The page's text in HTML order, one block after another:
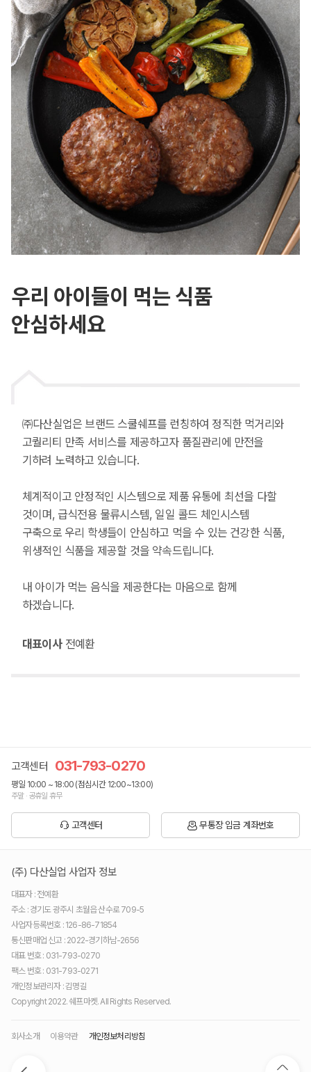
우리 아이들이 먹는 식품
안심하세요
㈜다산실업은 브랜드 스쿨쉐프를 런칭하여 정직한 먹거리와
고퀄리티 만족 서비스를 제공하고자 품질관리에 만전을
기하려 노력하고 있습니다.
체계적이고 안정적인 시스템으로 제품 유통에 최선을 다할
것이며, 급식전용 물류시스템, 일일 콜드 체인시스템
구축으로 우리 학생들이 안심하고 먹을 수 있는 건강한 식품,
위생적인 식품을 제공할 것을 약속드립니다.
내 아이가 먹는 음식을 제공한다는 마음으로 함께
하겠습니다.
대표이사 전예환
고객센터 031-793-0270
평일 10:00 ~ 18:00 (점심시간 12:00~13:00)
주말 · 공휴일 휴무
고객센터 무통장 입금 계좌번호
(주) 다산실업 사업자 정보
대표자 : 전예환
주소 : 경기도 광주시 초월읍 산수로 709-5
사업자등록번호 : 126-86-71854
통신판매업 신고 : 2022-경기하남-2656
대표 번호 : 031-793-0270
팩스 번호 : 031-793-0271
개인정보관리자 : 김명길
Copyright 2022. 쉐프마켓. All Rights Reserved.
회사소개 이용약관 개인정보처리방침